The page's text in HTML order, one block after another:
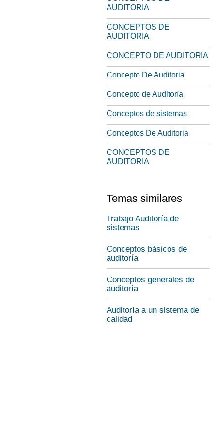
AUDITORIA
CONCEPTOS DE
AUDITORIA
CONCEPTO DE AUDITORIA
Concepto De Auditoria
Concepto de Auditoría
Conceptos de sistemas
Conceptos De Auditoria
CONCEPTOS DE
AUDITORIA
Temas similares
Trabajo Auditoría de
sistemas
Conceptos básicos de
auditoría
Conceptos generales de
auditoría
Auditoría a un sistema de
calidad